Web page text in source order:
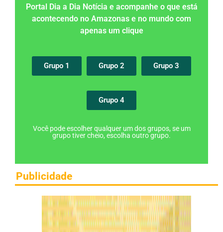
Portal Dia a Dia Notícia e acompanhe o que está
acontecendo no Amazonas e no mundo com
apenas um clique
Grupo 1 Grupo 2 Grupo 3
Grupo 4
Você pode escolher qualquer um dos grupos, se um
grupo tiver cheio, escolha outro grupo.
Publicidade